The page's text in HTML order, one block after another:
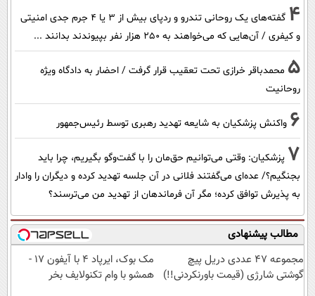
4
گفته‌های یک روحانی تندرو و ردپای بیش از ۳ یا ۴ جرم جدی امنیتی
و کیفری / آن‌هایی که می‌خواهند به ۲۵۰ هزار نفر بپیوندند بدانند ...
5 محمدباقر خرازی تحت تعقیب قرار گرفت / احضار به دادگاه ویژه
روحانیت
6 واکنش پزشکیان به شایعه تهدید رهبری توسط رئیس‌جمهور
7 پزشکیان: وقتی می‌توانیم حق‌مان را با گفت‌وگو بگیریم، چرا باید
بجنگیم؟/ عده‌ای می‌گفتند فلانی در آن جلسه تهدید کرده و دیگران را وادار
به پذیرش توافق کرده؛ مگر آن فرماندهان از تهدید من می‌ترسند؟
مطالب پیشنهادی
مجموعه 47 عددی دریل پیچ
گوشتی شارژی (قیمت باورنکردنی!!)
مک بوک، ایرپاد 4 با آیفون 17 -
همشو با وام تکنولایف بخر